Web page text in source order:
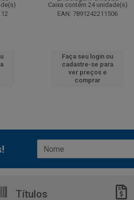
Caixa contém 24 unidade(s)
EAN: 7891242211506
Faça seu login ou
cadastre-se para
ver preços e
comprar
Títulos